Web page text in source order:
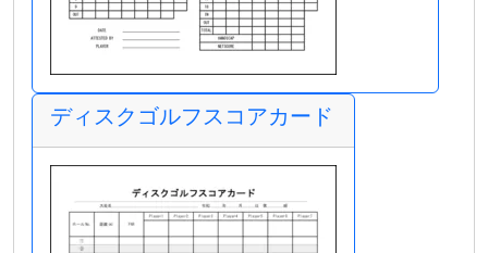
ディスクゴルフスコアカード